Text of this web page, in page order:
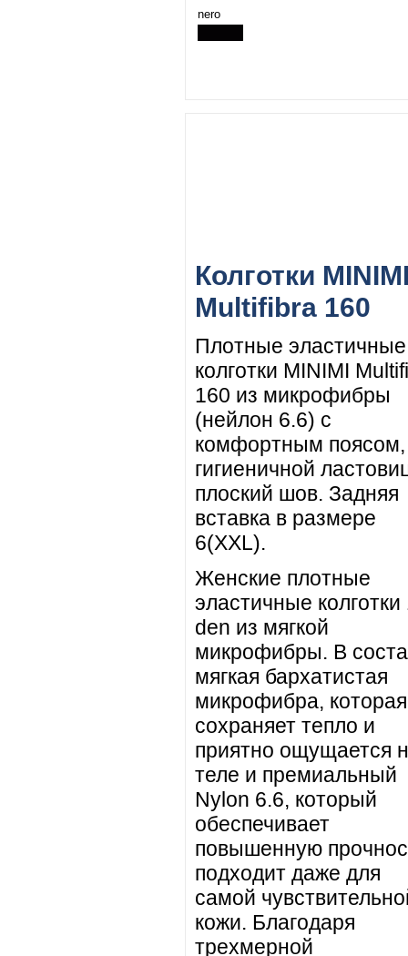
nero
Колготки
Multifibra 160
Плотные эластичные
колготки MINIMI
160 из микрофибры
(нейлон 6.6) с
комфортным поясом,
гигиеничной
плоский шов. Задняя
вставка в размере
6(XXL).
Женские плотные
эластичные колготки
den из мягкой
микрофибры. В
мягкая бархатистая
микрофибра, которая
сохраняет тепло и
приятно ощущается
теле и премиальный
Nylon 6.6, который
обеспечивает
повышенную
подходит даже для
самой
кожи. Благодаря
трехмерной